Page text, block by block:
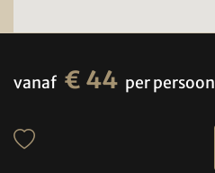
vanaf € 44 per persoon